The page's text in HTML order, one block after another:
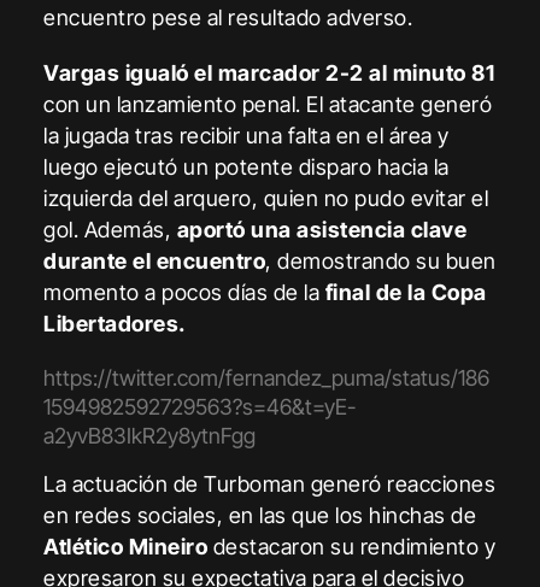
encuentro pese al resultado adverso.
Vargas igualó el marcador 2-2 al minuto 81
con un lanzamiento penal. El atacante generó
la jugada tras recibir una falta en el área y
luego ejecutó un potente disparo hacia la
izquierda del arquero, quien no pudo evitar el
gol. Además, aportó una asistencia clave
durante el encuentro, demostrando su buen
momento a pocos días de la final de la Copa
Libertadores.
https://twitter.com/fernandez_puma/status/186
1594982592729563?s=46&t=yE-
a2yvB83IkR2y8ytnFgg
La actuación de Turboman generó reacciones
en redes sociales, en las que los hinchas de
Atlético Mineiro destacaron su rendimiento y
expresaron su expectativa para el decisivo